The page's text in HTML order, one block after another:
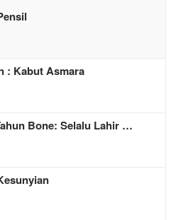
: Kabut Asmara
Bone: Selalu Lahir …